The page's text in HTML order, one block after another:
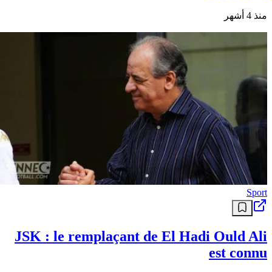
منذ 4 أشهر
Sport
JSK : le remplaçant de El Hadi Ould Ali
est connu